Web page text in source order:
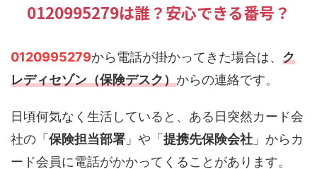
0120995279は誰？安心できる番号？
0120995279から電話が掛かってきた場合は、 ク
レディセゾン（保険デスク）からの連絡です。
日頃何気なく生活していると、ある日突然カード会
社の「 保険担当部署 」や「 提携先保険会社 」からカ
ード会員に電話がかかってくることがあります。